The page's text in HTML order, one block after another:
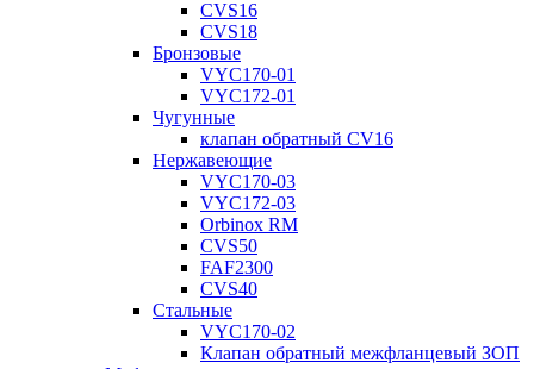
CVS16
CVS18
Бронзовые
VYC170-01
VYC172-01
Чугунные
клапан обратный CV16
Нержавеющие
VYC170-03
VYC172-03
Orbinox RM
CVS50
FAF2300
CVS40
Стальные
VYC170-02
Клапан обратный межфланцевый ЗОП